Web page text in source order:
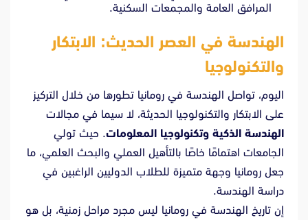
المرافق العامة والمجمعات السكنية.
الهندسة في العصر الحديث: الابتكار
والتكنولوجيا
اليوم، تواصل الهندسة في رومانيا تطورها من خلال التركيز
على الابتكار والتكنولوجيا الحديثة، لا سيما في مجالات
الهندسة الذكية وتكنولوجيا المعلومات. حيث تولي
الجامعات اهتمامًا خاصًا بالتأهيل العملي والبحث العلمي، ما
جعل رومانيا وجهة متميزة للطلاب الدوليين الراغبين في
دراسة الهندسة.
إن تاريخ الهندسة في رومانيا ليس مجرد مراحل زمنية، بل هو